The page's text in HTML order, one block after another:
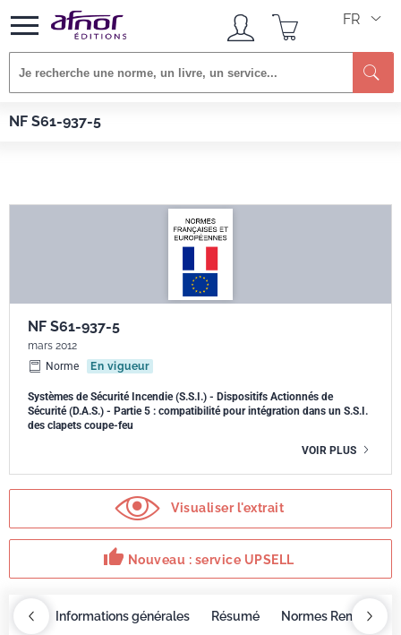
FR
NF S61-937-5
Afnor EDITIONS Normes
NF S61-937-5
mars 2012
Norme
En vigueur
Systèmes de Sécurité Incendie (S.S.I.) - Dispositifs Actionnés de
Sécurité (D.A.S.) - Partie 5 : compatibilité pour intégration dans un S.S.I.
des clapets coupe-feu
VOIR PLUS
Visualiser l'extrait
thumb_up Nouveau : service UPSELL
Informations générales Résumé Normes